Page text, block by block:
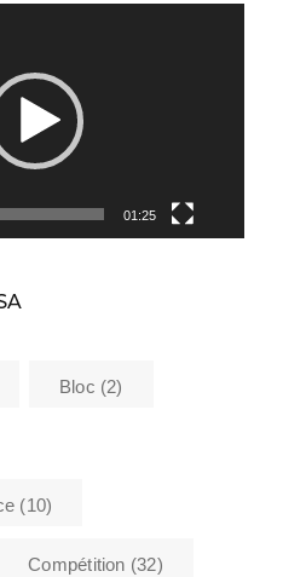
01:25
Bloc (2)
(10)
Compétition (32)